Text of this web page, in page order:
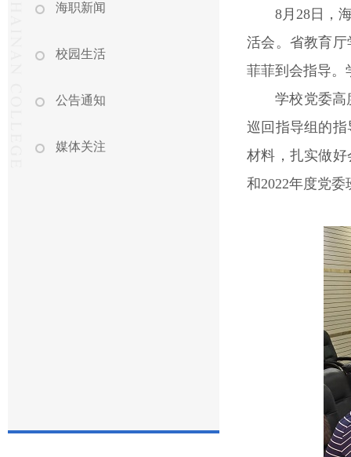
海职新闻
校园生活
公告通知
媒体关注
8月28日，
活会。省教育
菲菲到会指导。
学校党委高
巡回指导组的
材料，扎实做
和2022年度党